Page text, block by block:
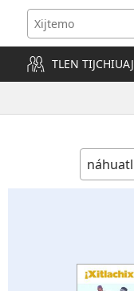
TLEN TIJCHIUAJ